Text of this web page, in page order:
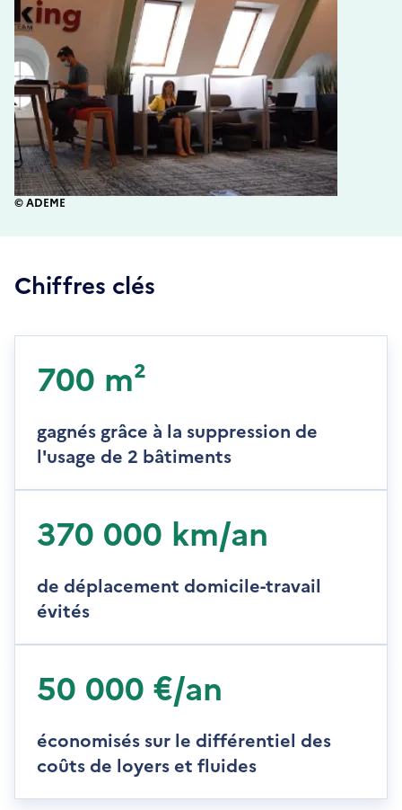
© ADEME
Chiffres clés
700 m²
gagnés grâce à la suppression de
l'usage de 2 bâtiments
370 000 km/an
de déplacement domicile-travail
évités
50 000 €/an
économisés sur le différentiel des
coûts de loyers et fluides